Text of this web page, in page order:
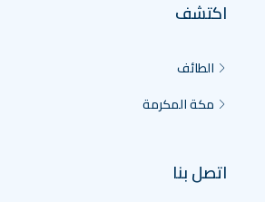
اكتشف
الطائف
مكة المكرمة
اتصل بنا